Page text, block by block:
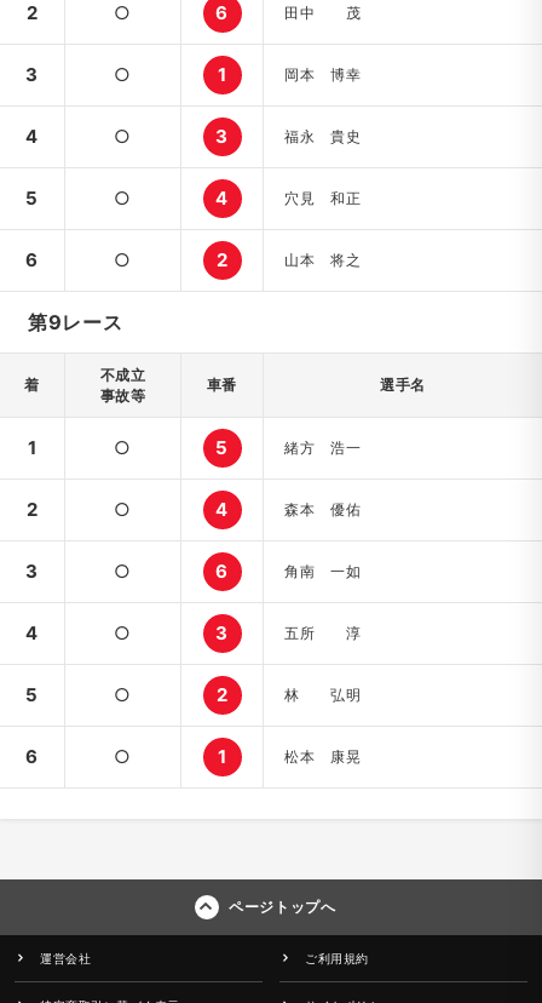
2 ○ 6 田中 茂
3 ○ 1 岡本 博幸
4 ○ 3 福永 貴史
5 ○ 4 穴見 和正
6 ○ 2 山本 将之
第9レース
着
不成立
事故等
車番 選手名
1 ○ 5 緒方 浩一
2 ○ 4 森本 優佑
3 ○ 6 角南 一如
4 ○ 3 五所 淳
5 ○ 2 林 弘明
6 ○ 1 松本 康晃
ページトップへ
運営会社 ご利用規約